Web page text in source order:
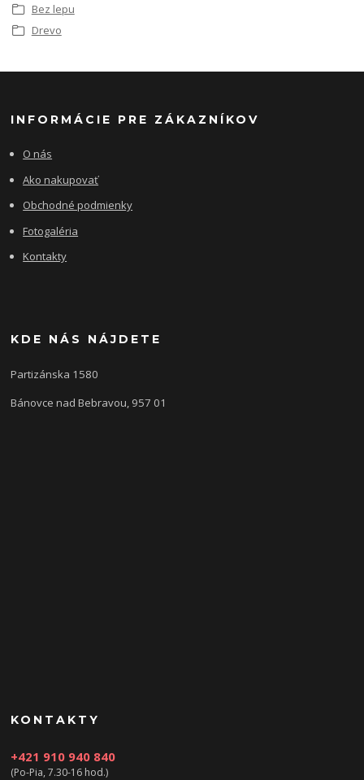
Bez lepu
Drevo
INFORMÁCIE PRE ZÁKAZNÍKOV
O nás
Ako nakupovať
Obchodné podmienky
Fotogaléria
Kontakty
KDE NÁS NÁJDETE
Partizánska 1580
Bánovce nad Bebravou, 957 01
KONTAKTY
+421 910 940 840
(Po-Pia, 7.30-16 hod.)